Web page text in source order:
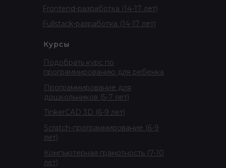
Frontend-разработка (14-17 лет)
Fullstack-разработка (14-17 лет)
Подобрать курс по
программированию для ребенка
Программирование для
дошкольников (5-7 лет)
TinkerCAD 3D (6-9 лет)
Scratch-программирование (6-9
лет)
Компьютерная грамотность (7-10
лет)
Курсы